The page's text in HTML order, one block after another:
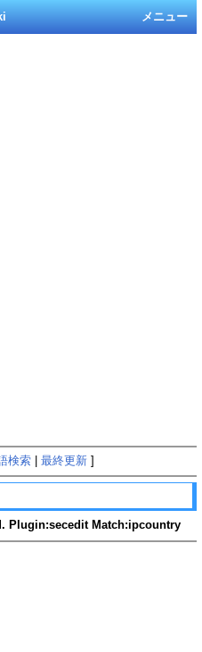
メニュー
検索| 最終更新]
Plugin:secedit Match:ipcountry